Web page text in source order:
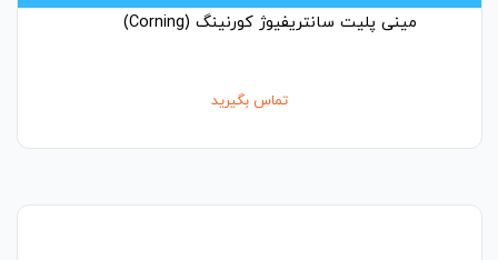
مینی پلیت سانتریفیوژ کورنینگ (Corning)
تماس بگیرید